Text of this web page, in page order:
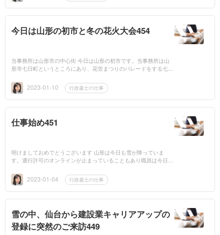
今日は山形の初市と冬の花火大会454
当事務所は山形市の中心街 今日は山形の初市です。当事務所は山
形市七日町というところにあり、花笠まつりのパレードをする七日
りやイベント...
2023-01-10 行政書士の仕事
仕事始め451
明けましておめでとうございます 山形は今日も雪が降っていま
す。通行許可のオンラインが止まっていることもあり職員は今日ま
電話がきます...
2023-01-04 行政書士の仕事
雪の中、仙台から建設業キャリアアップの
登録に突然のご来訪449